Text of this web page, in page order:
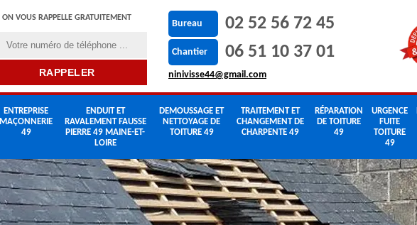
ON VOUS RAPPELLE GRATUITEMENT
Bureau 02 52 56 72 45
Chantier 06 51 10 37 01
ninivisse44@gmail.com
ENTREPRISE
MAÇONNERIE
49
ENDUIT ET
RAVALEMENT FAUSSE
PIERRE 49 MAINE-ET-
LOIRE
DEMOUSSAGE ET
NETTOYAGE DE
TOITURE 49
TRAITEMENT ET
CHANGEMENT DE
CHARPENTE 49
RÉPARATION
DE TOITURE
49
URGENCE
FUITE
TOITURE
49